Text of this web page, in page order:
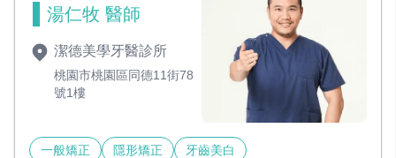
湯仁牧 醫師
潔德美學牙醫診所
桃園市桃園區同德11街78
號1樓
一般矯正 隱形矯正 牙齒美白